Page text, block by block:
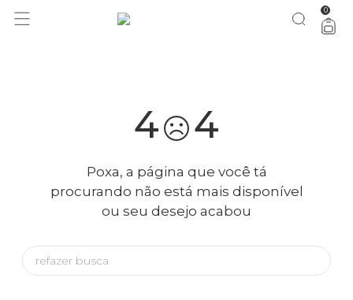
você merece 30% OFF pra comemorar com a gente aproveita! 0
4 4
Poxa, a página que você tá
procurando não está mais disponível
ou seu desejo acabou